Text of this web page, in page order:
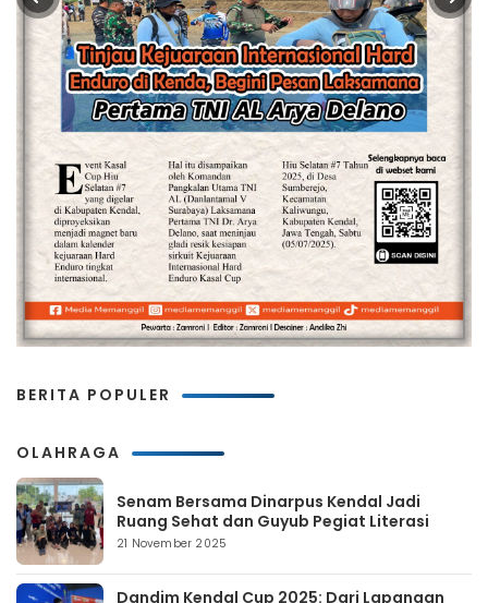
BERITA POPULER
OLAHRAGA
Senam Bersama Dinarpus Kendal Jadi
Ruang Sehat dan Guyub Pegiat Literasi
21 November 2025
Dandim Kendal Cup 2025: Dari Lapangan